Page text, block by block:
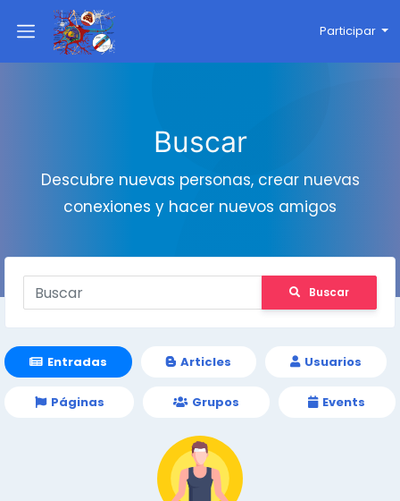
Participar
Buscar
Descubre nuevas personas, crear nuevas
conexiones y hacer nuevos amigos
Buscar
Entradas Articles Usuarios
Páginas Grupos Events